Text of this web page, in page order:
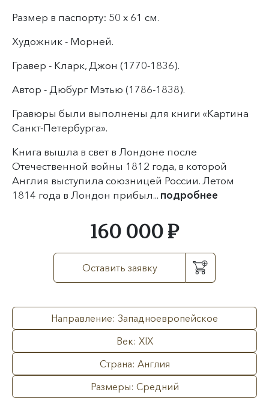
Размер в паспорту: 50 х 61 см.
Художник - Морней.
Гравер - Кларк, Джон (1770-1836).
Автор - Дюбург Мэтью (1786-1838).
Гравюры были выполнены для книги «Картина
Санкт-Петербурга».
Книга вышла в свет в Лондоне после
Отечественной войны 1812 года, в которой
Англия выступила союзницей России. Летом
1814 года в Лондон прибыл... подробнее
160 000 ₽
Оставить заявку
Направление: Западноевропейское
Век: XIX
Страна: Англия
Размеры: Средний